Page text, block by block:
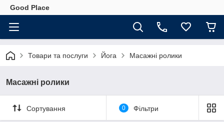
Good Place
Товари та послуги Йога Масажні ролики
Масажні ролики
Сортування 0 Фільтри